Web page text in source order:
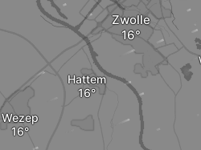
Wezep
Hattem
Zwolle